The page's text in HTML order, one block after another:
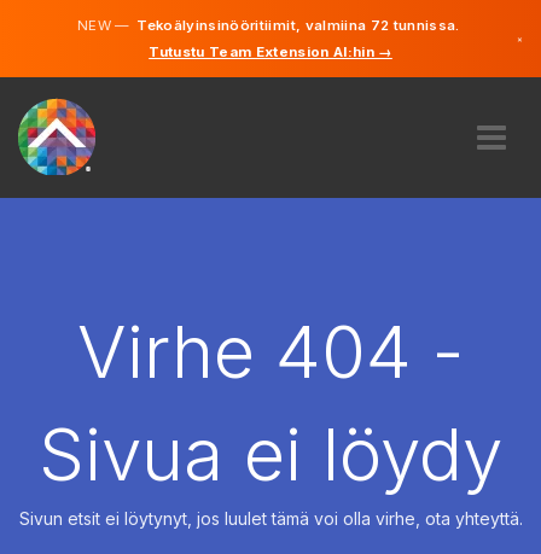
NEW —Tekoälyinsinööritiimit, valmiina 72 tunnissa.
Tutustu Team Extension AI:hin →
×
VUOKRAUS
Saksa
Englanti
Virhe 404 -
Sivua ei löydy
Sivun etsit ei löytynyt, jos luulet tämä voi olla virhe, ota yhteyttä.